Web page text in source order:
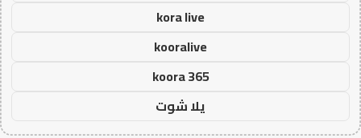
kora live
kooralive
koora 365
يلا شوت